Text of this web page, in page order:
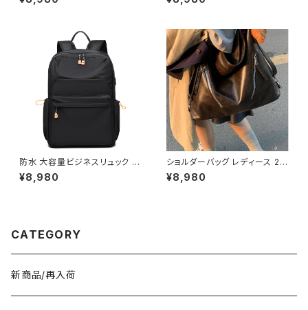
れいめ 上品 フラップバッグ ゴー
ク グレー グリーン ピンク ホワ
イト ワンサイズ K-B0279
デザインバッグ 韓国風バッグ お
防水 大容量ビジネスリュック メ
ンズ レディース PC対応 通勤通
学バッグ キャリーオン対応 軽量
¥8,980
ショルダーバッグ レディース 2W
AY 大容量 ワンショルダー 斜め
がけバッグ レザー調 ビッグバッ
¥8,980
CATEGORY
新商品/再入荷